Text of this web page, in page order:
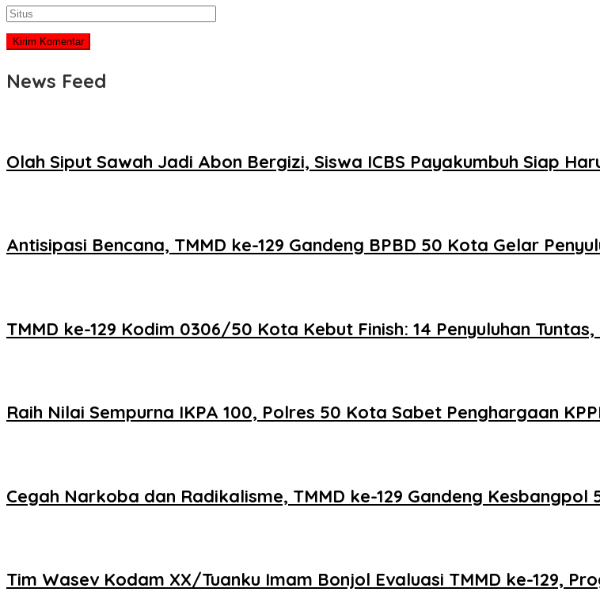
News Feed
Olah Siput Sawah Jadi Abon Bergizi, Siswa ICBS Payakumbuh Siap
Antisipasi Bencana, TMMD ke-129 Gandeng BPBD 50 Kota Gelar
TMMD ke-129 Kodim 0306/50 Kota Kebut Finish: 14 Penyuluhan
Raih Nilai Sempurna IKPA 100, Polres 50 Kota Sabet Penghargaan
Cegah Narkoba dan Radikalisme, TMMD ke-129 Gandeng
Tim Wasev Kodam XX/Tuanku Imam Bonjol Evaluasi TMMD ke-129,